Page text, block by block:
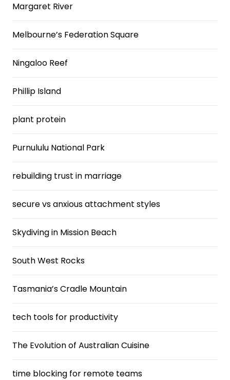
Margaret River
Melbourne’s Federation Square
Ningaloo Reef
Phillip Island
plant protein
Purnululu National Park
rebuilding trust in marriage
secure vs anxious attachment styles
Skydiving in Mission Beach
South West Rocks
Tasmania’s Cradle Mountain
tech tools for productivity
The Evolution of Australian Cuisine
time blocking for remote teams